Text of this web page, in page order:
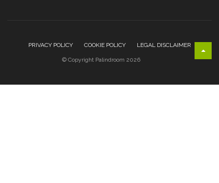
PRIVACY POLICY COOKIE POLICY LEGAL DISCLAIMER
© Copyright Palindroom 2026